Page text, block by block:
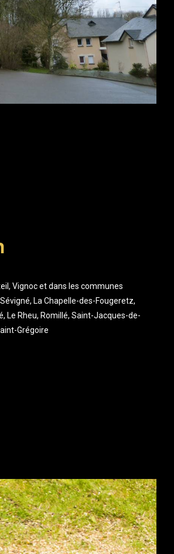
Vignoc et dans les communes
La Chapelle-des-Fougeretz,
Le Rheu, Romillé, Saint-Jacques-de-
Grégoire